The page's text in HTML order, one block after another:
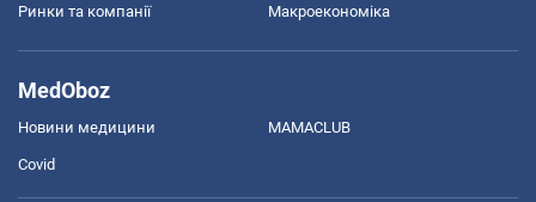
Ринки та компанії Макроекономіка
MedOboz
Новини медицини MAMACLUB
Covid